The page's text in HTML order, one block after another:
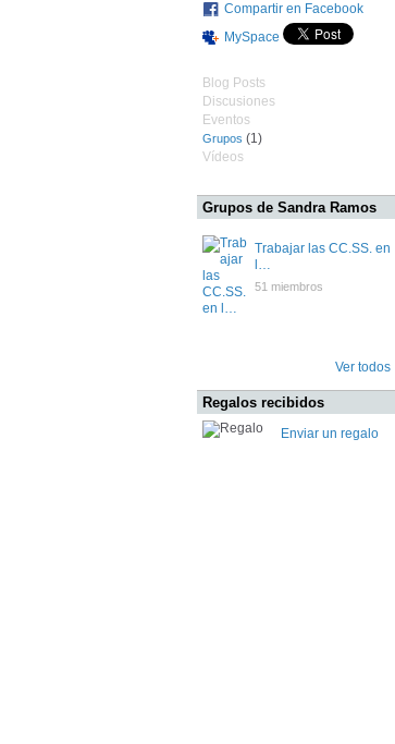
Compartir en Facebook
MySpace
Blog Posts
Discusiones
Eventos
Grupos (1)
Vídeos
Grupos de Sandra Ramos
Trabajar las CC.SS. en
l…
51 miembros
Ver todos
Regalos recibidos
Enviar un regalo